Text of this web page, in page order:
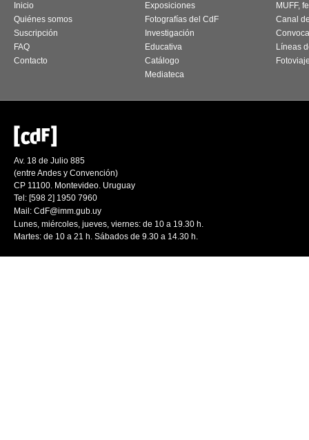
Inicio
Quiénes somos
Suscripción
FAQ
Contacto
Exposiciones
Fotografías del CdF
Investigación
Educativa
Catálogo
Mediateca
MUFF,
Canal
Líneas
Av. 18 de Julio 885
(entre Andes y Convención)
CP 11100. Montevideo. Uruguay
Tel: [598 2] 1950 7960
Mail: CdF@imm.gub.uy
Lunes, miércoles, jueves, viernes: de 10 a 19.30 h.
Martes: de 10 a 21 h. Sábados de 9.30 a 14.30 h.